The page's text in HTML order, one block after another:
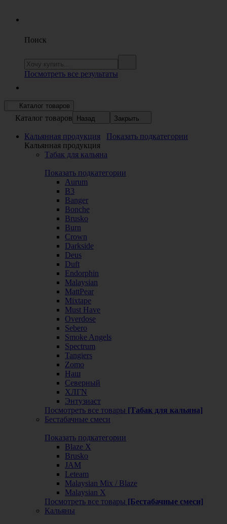
Поиск
Посмотреть все результаты
Каталог товаров
Каталог товаров Назад Закрыть
Кальянная продукция
Показать подкатегории
Кальянная продукция
Табак для кальяна
Показать подкатегории
Aurum
B3
Banger
Bonche
Brusko
Burn
Crown
Darkside
Deus
Duft
Endorphin
Malaysian
MattPear
Mixtape
Must Have
Overdose
Sebero
Smoke Angels
Spectrum
Tangiers
Zomo
Наш
Северный
ХЛГN
Энтузиаст
Посмотреть все товары [Табак для кальяна]
Бестабачные смеси
Показать подкатегории
Blaze X
Brusko
JAM
Leteam
Malaysian Mix / Blaze
Malaysian X
Посмотреть все товары [Бестабачные смеси]
Кальяны